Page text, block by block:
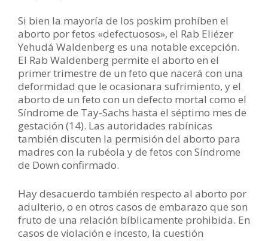
Si bien la mayoría de los poskim prohíben el
aborto por fetos «defectuosos», el Rab Eliézer
Yehudá Waldenberg es una notable excepción.
El Rab Waldenberg permite el aborto en el
primer trimestre de un feto que nacerá con una
deformidad que le ocasionara sufrimiento, y el
aborto de un feto con un defecto mortal como el
Síndrome de Tay-Sachs hasta el séptimo mes de
gestación (14). Las autoridades rabínicas
también discuten la permisión del aborto para
madres con la rubéola y de fetos con Síndrome
de Down confirmado.
Hay desacuerdo también respecto al aborto por
adulterio, o en otros casos de embarazo que son
fruto de una relación bíblicamente prohibida. En
casos de violación e incesto, la cuestión